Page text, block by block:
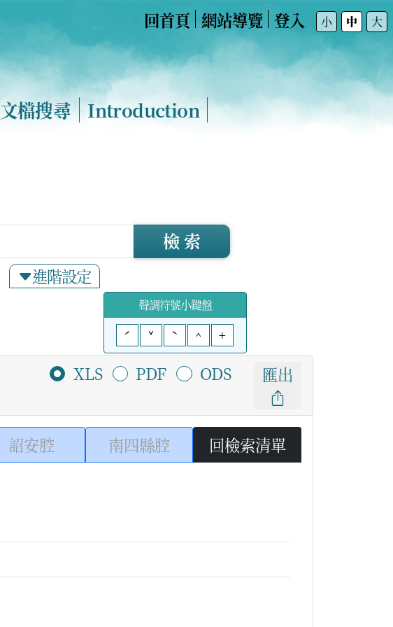
回首頁 網站導覽 登入 小 中 大
文檔搜尋 Introduction
進階設定
檢 索
聲調符號小鍵盤
ˊ
ˇ ˋ ^ +
XLS PDF ODS 匯出
詔安腔 南四縣腔 回檢索清單